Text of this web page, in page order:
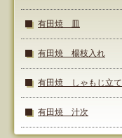
有田焼 皿
有田焼 楊枝入れ
有田焼 しゃもじ立て
有田焼 汁次